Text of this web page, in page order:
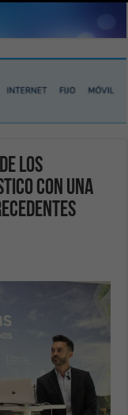
los
con una